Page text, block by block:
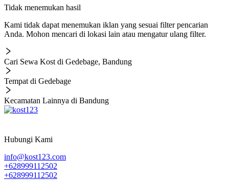
Tidak menemukan hasil
Kami tidak dapat menemukan iklan yang sesuai filter pencarian
Anda. Mohon mencari di lokasi lain atau mengatur ulang filter.
Cari Sewa Kost di Gedebage, Bandung
Tempat di Gedebage
Kecamatan Lainnya di Bandung
Hubungi Kami
info@kost123.com
+628999112502
+628999112502